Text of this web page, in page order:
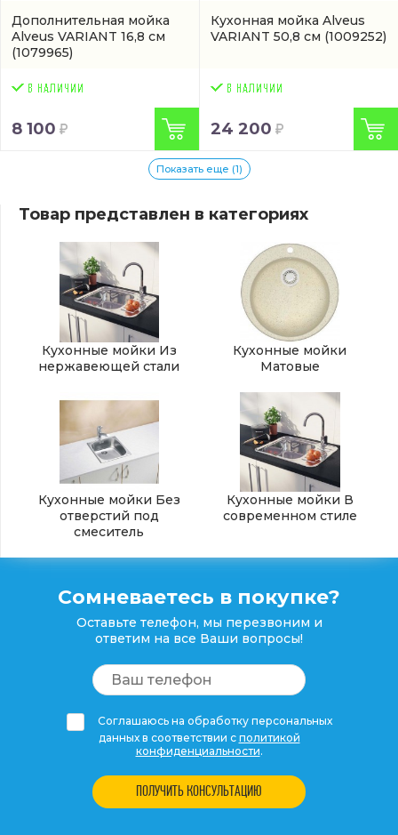
Дополнительная мойка
Alveus VARIANT 16,8 см
(1079965)
8 100
Кухонная мойка Alveus
VARIANT 50,8 см (1009252)
24 200
Показать еще (1)
Товар представлен в категориях
Кухонные мойки Из
нержавеющей стали
Кухонные мойки
Матовые
Кухонные мойки Без
отверстий под
смеситель
Кухонные мойки В
современном стиле
Сомневаетесь в покупке?
Оставьте телефон, мы перезвоним и
ответим на все Ваши вопросы!
Соглашаюсь на обработку персональных
данных в соответствии с политикой
конфиденциальности.
ПОЛУЧИТЬ КОНСУЛЬТАЦИЮ